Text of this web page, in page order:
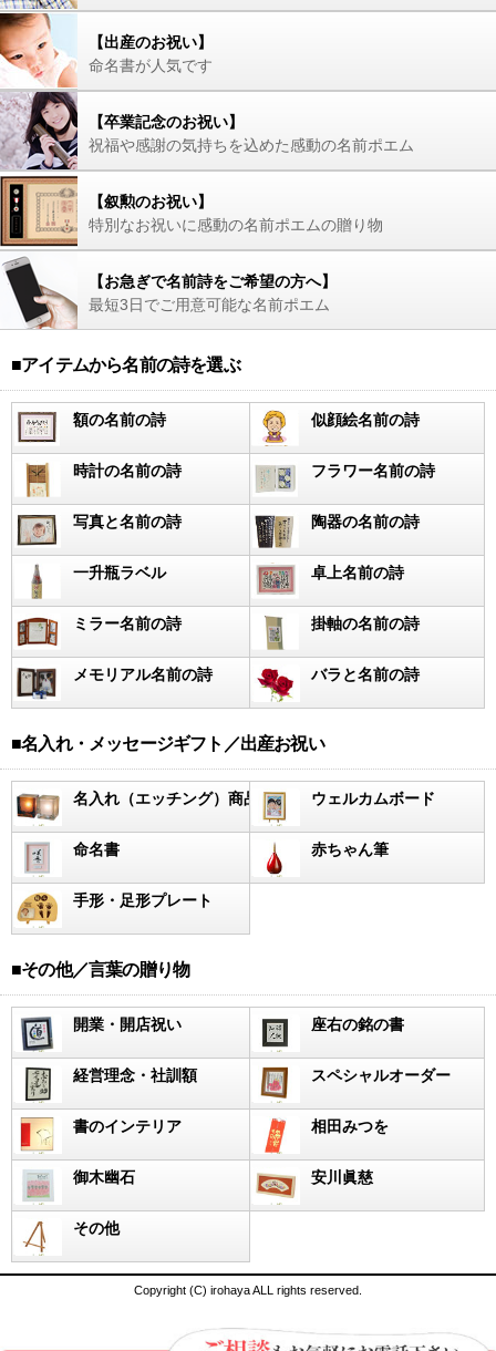
【出産のお祝い】
命名書が人気です
【卒業記念のお祝い】
祝福や感謝の気持ちを込めた感動の名前ポエム
【叙勲のお祝い】
特別なお祝いに感動の名前ポエムの贈り物
【お急ぎで名前詩をご希望の方へ】
最短3日でご用意可能な名前ポエム
■アイテムから名前の詩を選ぶ
額の名前の詩 似顔絵名前の詩
時計の名前の詩 フラワー名前の詩
写真と名前の詩 陶器の名前の詩
一升瓶ラベル 卓上名前の詩
ミラー名前の詩 掛軸の名前の詩
メモリアル名前の詩 バラと名前の詩
■名入れ・メッセージギフト／出産お祝い
名入れ（エッチング）商品 ウェルカムボード
命名書 赤ちゃん筆
手形・足形プレート
■その他／言葉の贈り物
開業・開店祝い 座右の銘の書
経営理念・社訓額 スペシャルオーダー
書のインテリア 相田みつを
御木幽石 安川眞慈
その他
Copyright (C) irohaya ALL rights reserved.